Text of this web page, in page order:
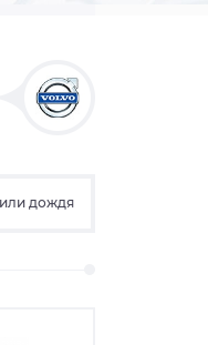
дождя